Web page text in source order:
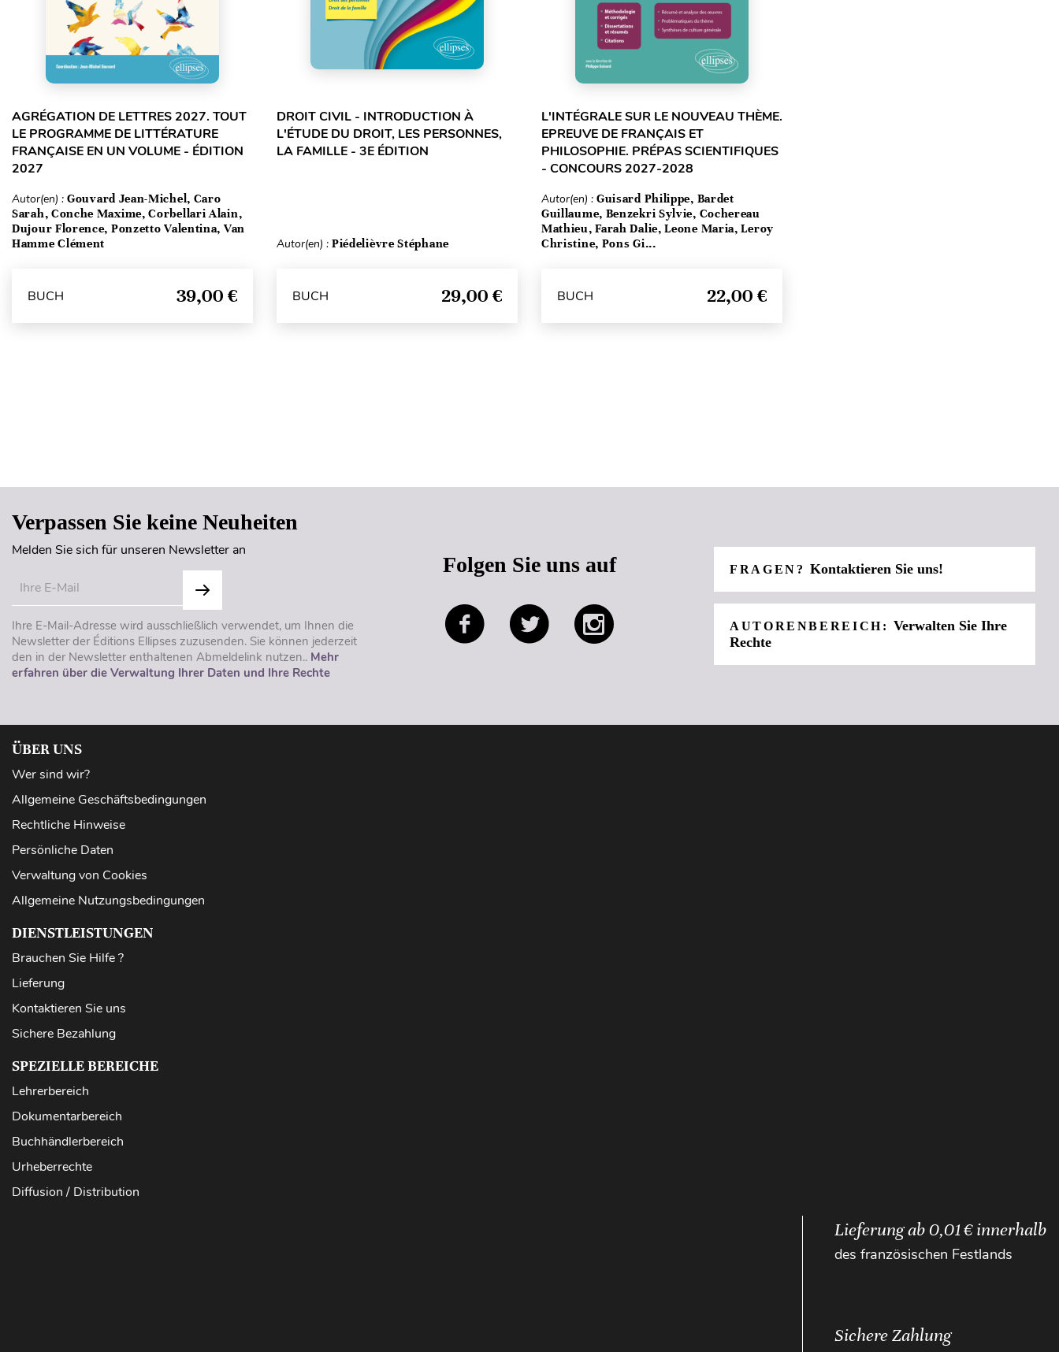
AGRÉGATION DE LETTRES 2027. TOUT
LE PROGRAMME DE LITTÉRATURE
FRANÇAISE EN UN VOLUME - ÉDITION
2027
Autor(en) : Gouvard Jean-Michel, Caro
Sarah, Conche Maxime, Corbellari Alain,
Dujour Florence, Ponzetto Valentina, Van
Hamme Clément
BUCH 39,00 €
DROIT CIVIL - INTRODUCTION À
L'ÉTUDE DU DROIT, LES PERSONNES,
LA FAMILLE - 3E ÉDITION
Autor(en) : Piédelièvre Stéphane
BUCH 29,00 €
L'INTÉGRALE SUR LE NOUVEAU THÈME.
EPREUVE DE FRANÇAIS ET
PHILOSOPHIE. PRÉPAS SCIENTIFIQUES
- CONCOURS 2027-2028
Autor(en) : Guisard Philippe, Bardet
Guillaume, Benzekri Sylvie, Cochereau
Mathieu, Farah Dalie, Leone Maria, Leroy
Christine, Pons Gi...
BUCH 22,00 €
Verpassen Sie keine Neuheiten
Melden Sie sich für unseren Newsletter an
Ihre E-Mail-Adresse wird ausschließlich verwendet, um Ihnen die
Newsletter der Éditions Ellipses zuzusenden. Sie können jederzeit
den in der Newsletter enthaltenen Abmeldelink nutzen.. Mehr
erfahren über die Verwaltung Ihrer Daten und Ihre Rechte
Folgen Sie uns auf FRAGEN?Kontaktieren Sie uns!
AUTORENBEREICH:Verwalten Sie Ihre
Rechte
ÜBER UNS
Wer sind wir?
Allgemeine Geschäftsbedingungen
Rechtliche Hinweise
Persönliche Daten
Verwaltung von Cookies
Allgemeine Nutzungsbedingungen
DIENSTLEISTUNGEN
Brauchen Sie Hilfe ?
Lieferung
Kontaktieren Sie uns
Sichere Bezahlung
SPEZIELLE BEREICHE
Lehrerbereich
Dokumentarbereich
Buchhändlerbereich
Urheberrechte
Diffusion / Distribution
Lieferung ab 0,01 € innerhalb
des französischen Festlands
Sichere Zahlung